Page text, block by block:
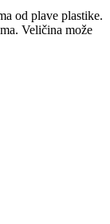
od plave plastike.
Veličina može